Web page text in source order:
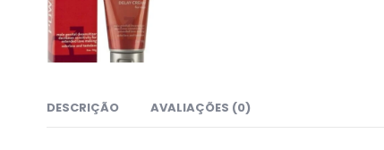
DESCRIÇÃO AVALIAÇÕES (0)